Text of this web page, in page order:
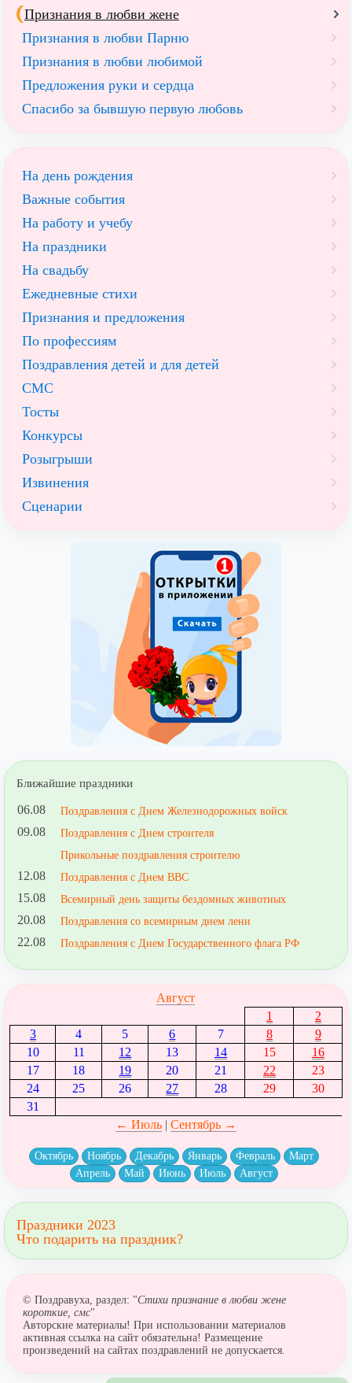
Признания в любви жене
Признания в любви Парню
Признания в любви любимой
Предложения руки и сердца
Спасибо за бывшую первую любовь
На день рождения
Важные события
На работу и учебу
На праздники
На свадьбу
Ежедневные стихи
Признания и предложения
По профессиям
Поздравления детей и для детей
СМС
Тосты
Конкурсы
Розыгрыши
Извинения
Сценарии
Ближайшие праздники
06.08 Поздравления с Днем Железнодорожных войск
09.08
Поздравления с Днем строителя
Прикольные поздравления строителю
12.08 Поздравления с Днем ВВС
15.08 Всемирный день защиты бездомных животных
20.08 Поздравления со всемирным днем лени
22.08 Поздравления с Днем Государственного флага РФ
Август
1
2
3
4 5 6 7 8
9
10
11 12 13 14 15
16
17
18 19 20 21 22
23
24
25 26 27 28 29
30
31
← Июль| Сентябрь →
Октябрь Ноябрь Декабрь Январь Февраль
Март
Апрель
Май Июнь Июль Август
Праздники 2023
Что подарить на праздник?
© Поздравуха, раздел: "Стихи признание в любви жене
короткие, смс"
Авторские материалы! При использовании материалов
активная ссылка на сайт обязательна! Размещение
произведений на сайтах поздравлений не допускается.